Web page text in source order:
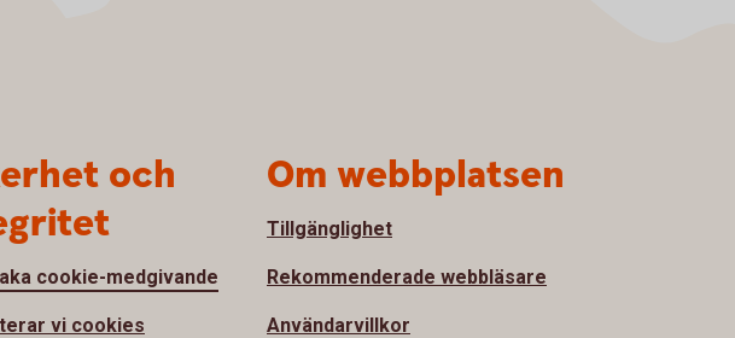
och
cookie-medgivande
vi cookies
Om webbplatsen
Tillgänglighet
Rekommenderade webbläsare
Användarvillkor